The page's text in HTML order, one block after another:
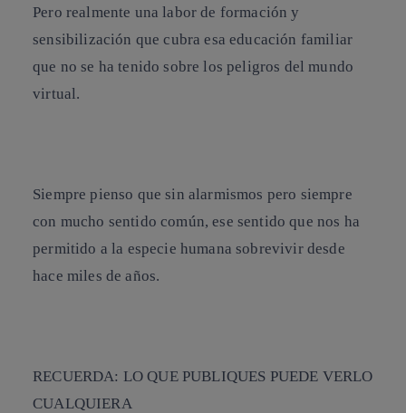
Pero realmente unalabor de formación y
sensibilización que cubra esa educación familiar
que no se ha tenido sobre los peligros del mundo
virtual.
Siempre pienso que sin alarmismos pero siempre
con mucho sentido común, ese sentido que nos ha
permitido a la especie humana sobrevivir desde
hace miles de años.
RECUERDA: LO QUE PUBLIQUES PUEDE VERLO
CUALQUIERA